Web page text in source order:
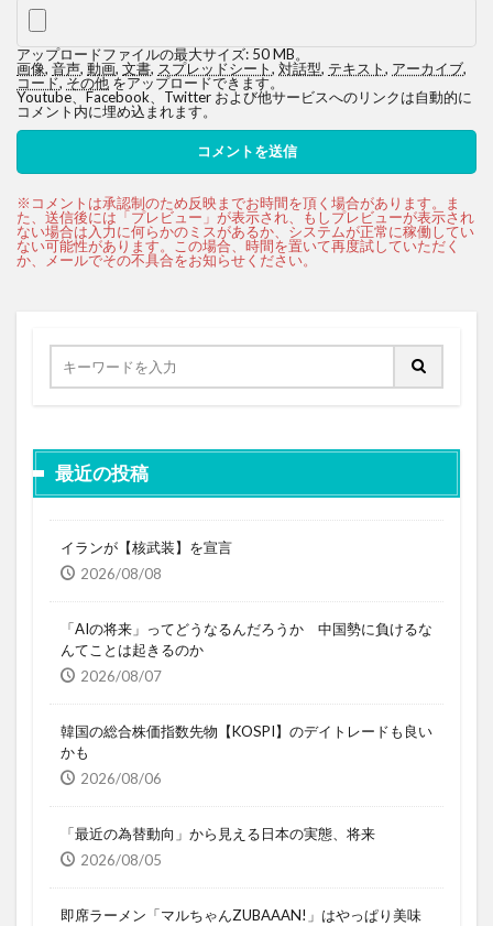
アップロードファイルの最大サイズ: 50 MB。
画像, 音声, 動画, 文書, スプレッドシート, 対話型, テキスト, アーカイブ,
コード,その他をアップロードできます。
Youtube、Facebook、Twitter および他サービスへのリンクは自動的に
コメント内に埋め込まれます。
最近の投稿
イランが【核武装】を宣言
2026/08/08
「AIの将来」ってどうなるんだろうか 中国勢に負けるな
んてことは起きるのか
2026/08/07
韓国の総合株価指数先物【KOSPI】のデイトレードも良い
かも
2026/08/06
「最近の為替動向」から見える日本の実態、将来
2026/08/05
即席ラーメン「マルちゃんZUBAAAN!」はやっぱり美味